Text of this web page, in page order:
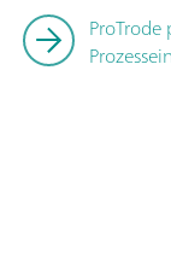
ProTrode